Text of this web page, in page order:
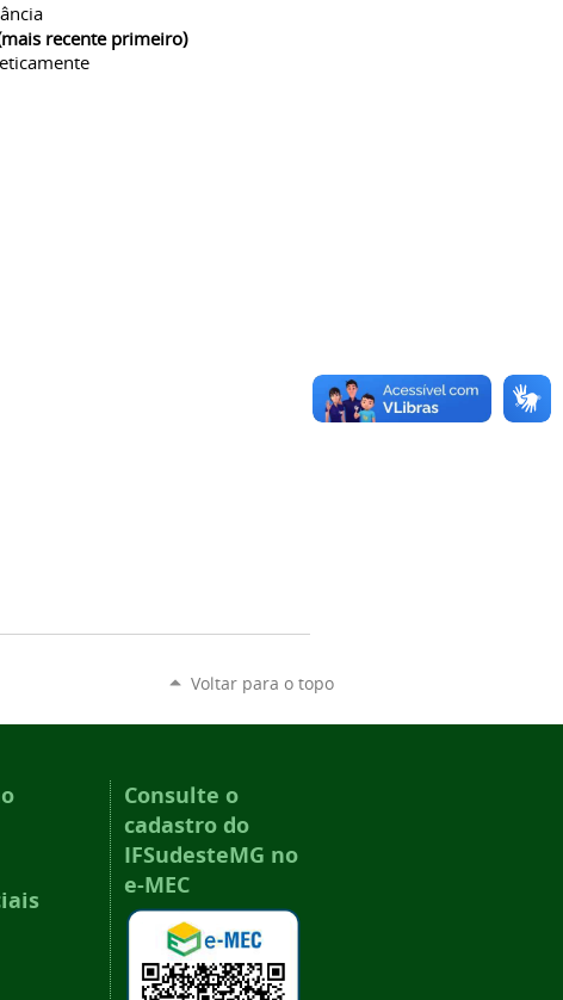
recente primeiro)
Voltar para o topo
Consulte o
cadastro do
IFSudesteMG no
e-MEC